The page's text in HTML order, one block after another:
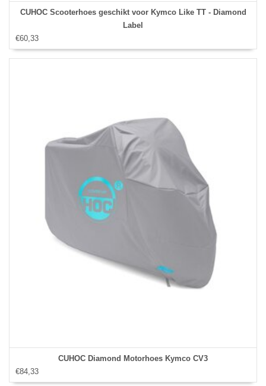
CUHOC Scooterhoes geschikt voor Kymco Like TT - Diamond
Label
€60,33
CUHOC Diamond Motorhoes Kymco CV3
€84,33